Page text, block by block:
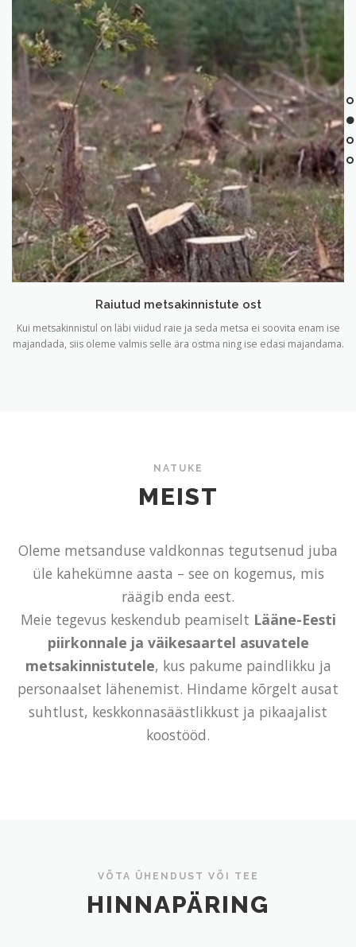
Raiutud metsakinnistute ost
Kui metsakinnistul on läbi viidud raie ja seda metsa ei soovita enam ise
majandada, siis oleme valmis selle ära ostma ning ise edasi majandama.
NATUKE
MEIST
Oleme metsanduse valdkonnas tegutsenud juba
üle kahekümne aasta – see on kogemus, mis
räägib enda eest.
Meie tegevus keskendub peamiselt Lääne-Eesti
piirkonnale ja väikesaartel asuvatele
metsakinnistutele, kus pakume paindlikku ja
personaalset lähenemist. Hindame kõrgelt ausat
suhtlust, keskkonnasäästlikkust ja pikaajalist
koostööd.
VÕTA ÜHENDUST VÕI TEE
HINNAPÄRING